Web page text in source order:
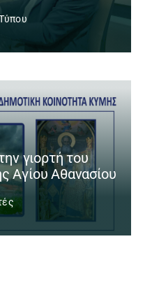
γιορτή του
Αγίου Αθανασίου